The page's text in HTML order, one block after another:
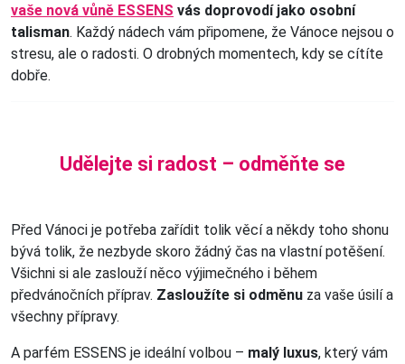
vaše nová vůně ESSENS vás doprovodí jako osobní
talisman. Každý nádech vám připomene, že Vánoce nejsou o
stresu, ale o radosti. O drobných momentech, kdy se cítíte
dobře.
Udělejte si radost – odměňte se
Před Vánoci je potřeba zařídit tolik věcí a někdy toho shonu
bývá tolik, že nezbyde skoro žádný čas na vlastní potěšení.
Všichni si ale zaslouží něco výjimečného i během
předvánočních příprav. Zasloužíte si odměnu za vaše úsilí a
všechny přípravy.
A parfém ESSENS je ideální volbou – malý luxus, který vám